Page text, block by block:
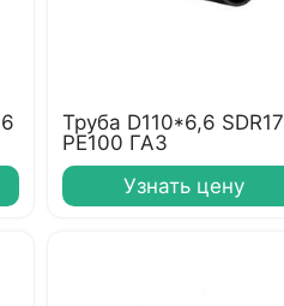
Труба D110*6,6 SDR17
PE100 ГАЗ
Узнать цену